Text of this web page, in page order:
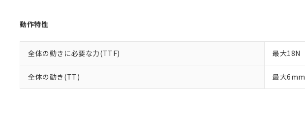
動作特性
全体の動きに必要な力(TTF) 最大18N
全体の動き(TT) 最大6mm